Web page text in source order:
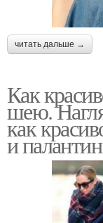
читать дальше →
Как
шею.
как
и палантин